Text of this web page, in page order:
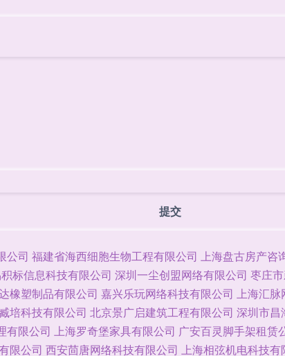
公司 福建省海西细胞生物工程有限公司 上海盘古房产咨
标信息科技有限公司 深圳一尘创盟网络有限公司 枣庄
橡塑制品有限公司 嘉兴乐玩网络科技有限公司 上海汇脉
培科技有限公司 北京景广启建筑工程有限公司 深圳市昌
有限公司 上海罗奇堡家具有限公司 广安百灵脚手架租赁
限公司 西安茴唐网络科技有限公司 上海相弦机电科技有